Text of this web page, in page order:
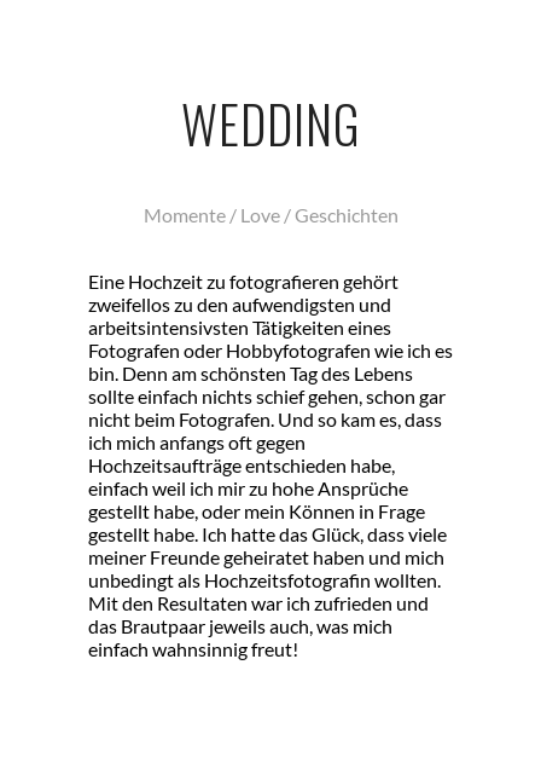
WEDDING
Momente / Love / Geschichten
Eine Hochzeit zu fotografieren gehört
zweifellos zu den aufwendigsten und
arbeitsintensivsten Tätigkeiten eines
Fotografen oder Hobbyfotografen wie ich es
bin. Denn am schönsten Tag des Lebens
sollte einfach nichts schief gehen, schon gar
nicht beim Fotografen. Und so kam es, dass
ich mich anfangs oft gegen
Hochzeitsaufträge entschieden habe,
einfach weil ich mir zu hohe Ansprüche
gestellt habe, oder mein Können in Frage
gestellt habe. Ich hatte das Glück, dass viele
meiner Freunde geheiratet haben und mich
unbedingt als Hochzeitsfotografin wollten.
Mit den Resultaten war ich zufrieden und
das Brautpaar jeweils auch, was mich
einfach wahnsinnig freut!